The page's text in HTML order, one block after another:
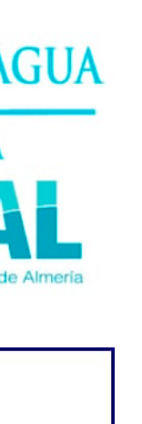
bóvedas de
de